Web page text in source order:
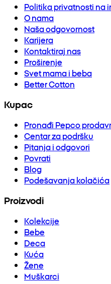
Politika privatnosti na
O nama
Naša odgovornost
Karijera
Kontaktiraj nas
Proširenje
Svet mama i beba
Better Cotton
Kupac
Pronađi Pepco
Centar za podršku
Pitanja i odgovori
Povrati
Blog
Podešavanja kolačića
Proizvodi
Kolekcije
Bebe
Deca
Kuća
Žene
Muškarci